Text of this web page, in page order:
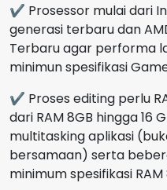
✔ Prosessor mulai dari
generasi terbaru dan
Terbaru agar performa
minimun spesifikasi
✔ Proses editing perlu
dari RAM 8GB hingga 16
multitasking aplikasi
bersamaan) serta
minimum spesifikasi RAM